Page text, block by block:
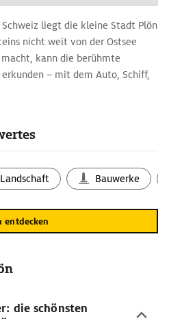
liegt die kleine Stadt Plön
nicht weit von der Ostsee
kann die berühmte
– mit dem Auto, Schiff,
von Plön das Lübsche
diente es den Herzögen aus dem
Plön als Residenz. Aus
errichtete Bau ist eins der
und größten Schlösser im
nur auf Anfrage möglich. Auf
Landschaft Bauwerke
entdecken
die schönsten